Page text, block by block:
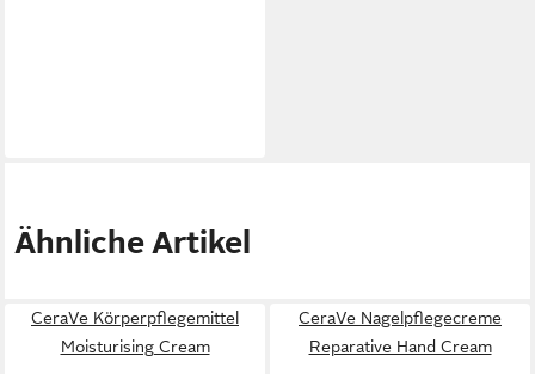
Ähnliche Artikel
CeraVe Körperpflegemittel
Moisturising Cream
CeraVe Nagelpflegecreme
Reparative Hand Cream